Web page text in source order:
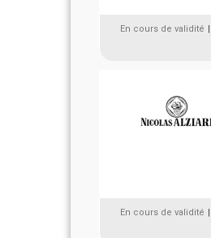
En cours de validité
En cours de validité